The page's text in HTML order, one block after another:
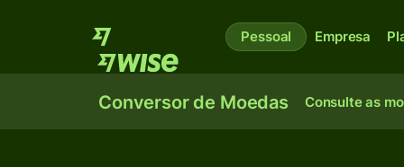
Pessoal Empresa
Conversor de Moedas Consulte as